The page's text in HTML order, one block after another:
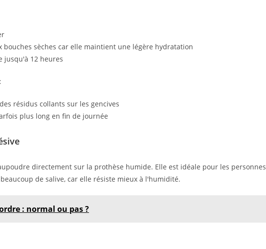
bouches sèches car elle maintient une légère hydratation
jusqu'à 12 heures
résidus collants sur les gencives
plus long en fin de journée
directement sur la prothèse humide. Elle est idéale pour les personnes
de salive, car elle résiste mieux à l'humidité.
: normal ou pas ?